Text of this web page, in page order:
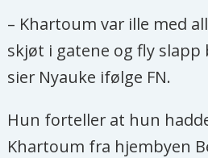
– Khartoum var ille med
skjøt i gatene og fly slapp
sier Nyauke ifølge FN.
Hun forteller at hun
Khartoum fra hjembyen